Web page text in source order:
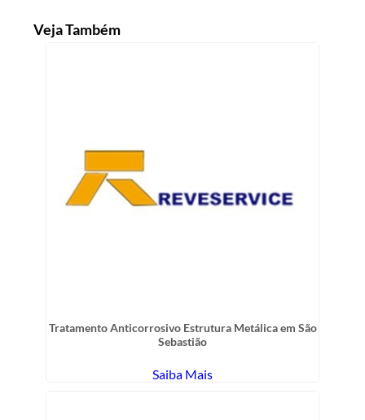
Veja Também
Tratamento Anticorrosivo Estrutura Metálica em São
Sebastião
Saiba Mais